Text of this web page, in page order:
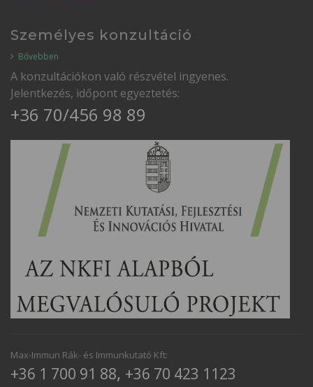
Személyes konzultáció
Bővebben
A konzultációkon való részvétel ingyenes.
Jelentkezés, időpont egyeztetés:
+36 70/456 98 89
Max-Immun Rák- és Immunkutató Kft:
+36 1 700 91 88, +36 70 423 1123